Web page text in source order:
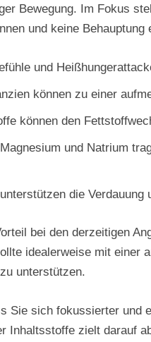
Bewegung. Im Fokus
und keine
und
können zu einer
können den
und Natrium
die Verdauung
bei den derzeitigen
idealerweise mit einer
unterstützen.
Sie sich fokussierter
Inhaltsstoffe zielt darauf